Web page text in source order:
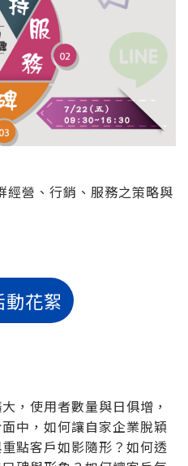
營、行銷、服務之策略與
動花絮
，使用者數量與日俱增，
中，如何讓自家企業脫穎
點客戶如影隨形？如何透